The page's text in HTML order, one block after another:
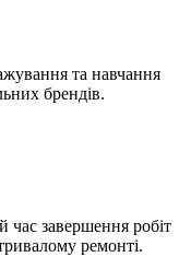
та навчання
брендів.
завершення робіт
ремонті.